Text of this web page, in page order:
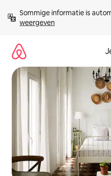
direct
naar
Sommige informatie is
weergeven